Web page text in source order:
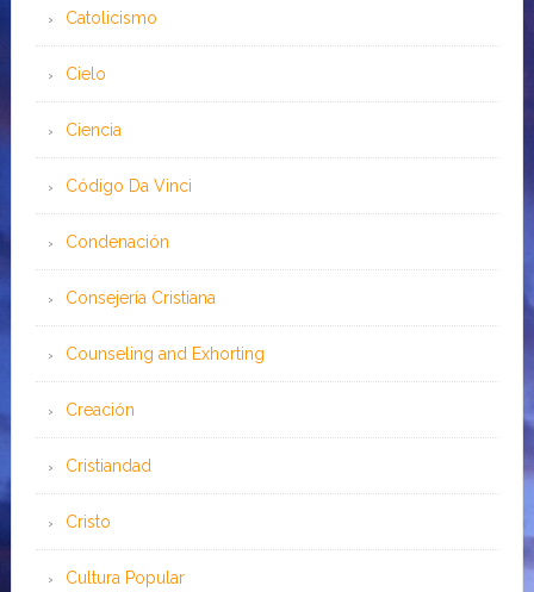
Catolicismo
Cielo
Ciencia
Código Da Vinci
Condenación
Consejería Cristiana
Counseling and Exhorting
Creación
Cristiandad
Cristo
Cultura Popular